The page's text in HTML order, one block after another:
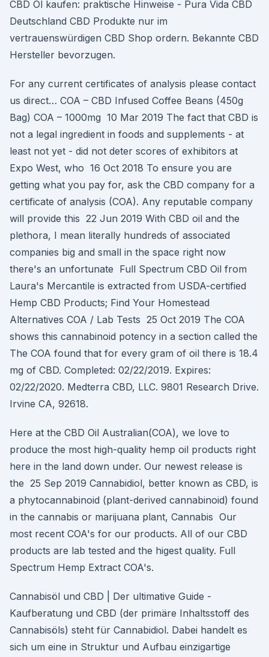
CBD Öl kaufen: praktische Hinweise - Pura Vida CBD
Deutschland CBD Produkte nur im
vertrauenswürdigen CBD Shop ordern. Bekannte CBD
Hersteller bevorzugen.
For any current certificates of analysis please contact
us direct… COA – CBD Infused Coffee Beans (450g
Bag) COA – 1000mg 10 Mar 2019 The fact that CBD is
not a legal ingredient in foods and supplements - at
least not yet - did not deter scores of exhibitors at
Expo West, who 16 Oct 2018 To ensure you are
getting what you pay for, ask the CBD company for a
certificate of analysis (COA). Any reputable company
will provide this 22 Jun 2019 With CBD oil and the
plethora, I mean literally hundreds of associated
companies big and small in the space right now
there's an unfortunate Full Spectrum CBD Oil from
Laura's Mercantile is extracted from USDA-certified
Hemp CBD Products; Find Your Homestead
Alternatives COA / Lab Tests 25 Oct 2019 The COA
shows this cannabinoid potency in a section called the
The COA found that for every gram of oil there is 18.4
mg of CBD. Completed: 02/22/2019. Expires:
02/22/2020. Medterra CBD, LLC. 9801 Research Drive.
Irvine CA, 92618.
Here at the CBD Oil Australian(COA), we love to
produce the most high-quality hemp oil products right
here in the land down under. Our newest release is
the 25 Sep 2019 Cannabidiol, better known as CBD, is
a phytocannabinoid (plant-derived cannabinoid) found
in the cannabis or marijuana plant, Cannabis Our
most recent COA's for our products. All of our CBD
products are lab tested and the higest quality. Full
Spectrum Hemp Extract COA's.
Cannabisöl und CBD | Der ultimative Guide -
Kaufberatung und CBD (der primäre Inhaltsstoff des
Cannabisöls) steht für Cannabidiol. Dabei handelt es
sich um eine in Struktur und Aufbau einzigartige